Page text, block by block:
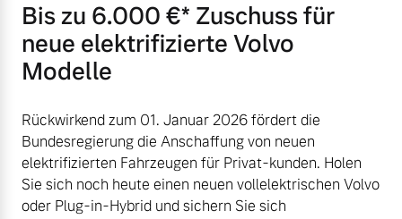
Bis zu 6.000 €⁠* Zuschuss für
neue elektrifizierte Volvo
Modelle
Rückwirkend zum 01. Januar 2026 fördert die
Bundesregierung die Anschaffung von neuen
elektrifizierten Fahrzeugen für Privat-kunden. Holen
Sie sich noch heute einen neuen vollelektrischen Volvo
oder Plug-in-Hybrid und sichern Sie sich